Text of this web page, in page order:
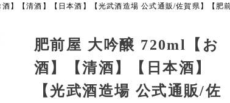
】【清酒】【日本酒】【光武酒造場 公式通販/佐賀県】【肥前
肥前屋 大吟醸 720ml【お
酒】【清酒】【日本酒】
【光武酒造場 公式通販/佐